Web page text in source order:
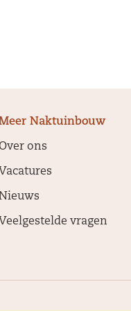
Naktuinbouw
ons
Vacatures
Veelgestelde vragen